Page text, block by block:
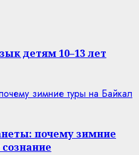
детям 10–13 лет
зимние туры на Байкал
почему зимние